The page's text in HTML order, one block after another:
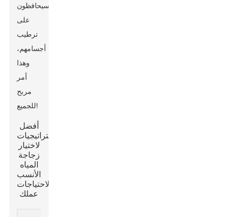
سيحافظون
على
ترطيب
أجسامهم،
وهذا
أمر
مربح
للجميع!
أفضل
الاستراتيجيات
لاختيار
زجاجة
المياه
الأنسب
لاحتياجات
عملك